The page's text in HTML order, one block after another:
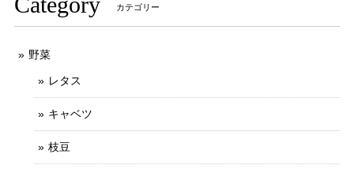
カテゴリー
野菜
レタス
キャベツ
枝豆